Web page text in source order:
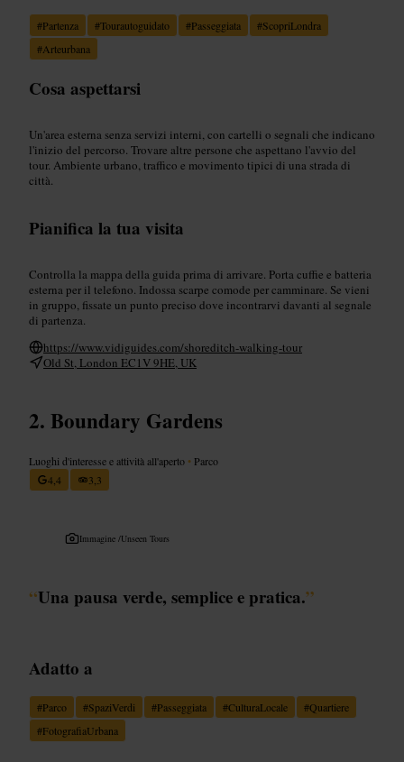
#Partenza #Tourautoguidato #Passeggiata #ScopriLondra
#Arteurbana
Cosa aspettarsi
Un'area esterna senza servizi interni, con cartelli o segnali che indicano
l'inizio del percorso. Trovare altre persone che aspettano l'avvio del
tour. Ambiente urbano, traffico e movimento tipici di una strada di
città.
Pianifica la tua visita
Controlla la mappa della guida prima di arrivare. Porta cuffie e batteria
esterna per il telefono. Indossa scarpe comode per camminare. Se vieni
in gruppo, fissate un punto preciso dove incontrarvi davanti al segnale
di partenza.
https://www.vidiguides.com/shoreditch-walking-tour
Old St, London EC1V 9HE, UK
Boundary Gardens
Luoghi d'interesse e attività all'aperto • Parco
4,4
3,3
Immagine /Unseen Tours
“Una pausa verde, semplice e pratica.”
Adatto a
#Parco #SpaziVerdi #Passeggiata #CulturaLocale #Quartiere
#FotografiaUrbana